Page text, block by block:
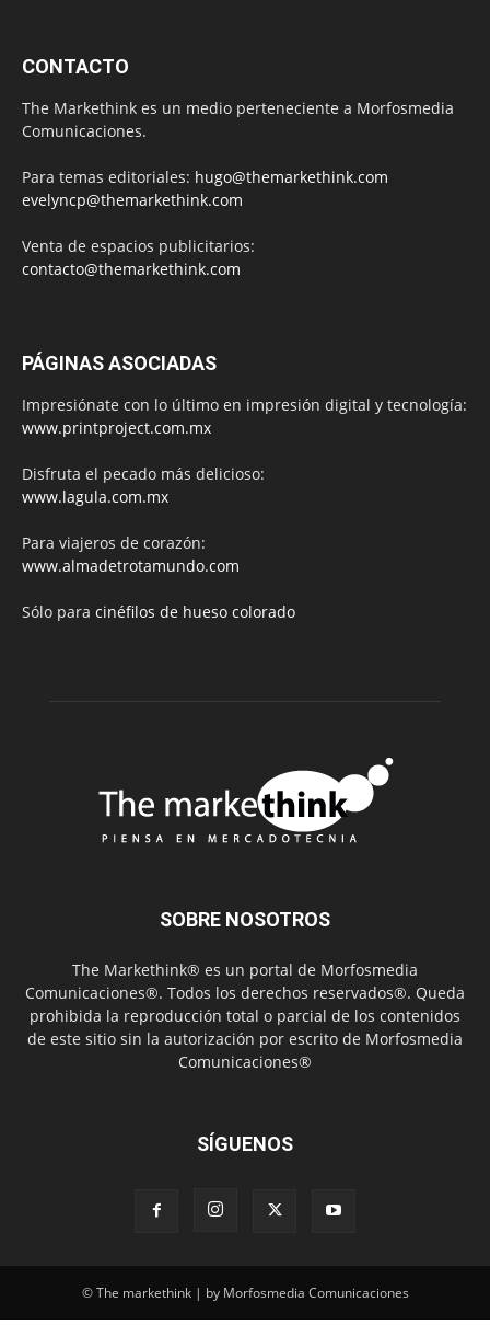
CONTACTO
The Markethink es un medio perteneciente a Morfosmedia
Comunicaciones.
Para temas editoriales: hugo@themarkethink.com
evelyncp@themarkethink.com
Venta de espacios publicitarios:
contacto@themarkethink.com
PÁGINAS ASOCIADAS
Impresiónate con lo último en impresión digital y tecnología:
www.printproject.com.mx
Disfruta el pecado más delicioso:
www.lagula.com.mx
Para viajeros de corazón:
www.almadetrotamundo.com
Sólo para cinéfilos de hueso colorado
SOBRE NOSOTROS
The Markethink® es un portal de Morfosmedia
Comunicaciones®. Todos los derechos reservados®. Queda
prohibida la reproducción total o parcial de los contenidos
de este sitio sin la autorización por escrito de Morfosmedia
Comunicaciones®
SÍGUENOS
© The markethink | by Morfosmedia Comunicaciones